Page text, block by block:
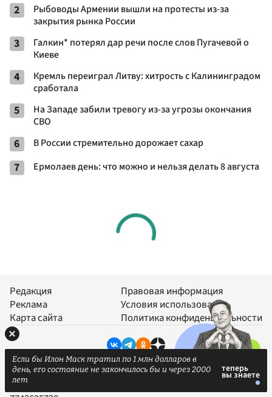
2
Рыбоводы Армении вышли на протесты из-за
закрытия рынка России
3
Галкин* потерял дар речи после слов Пугачевой о
Киеве
4
Кремль переиграл Литву: хитрость с Калининградом
сработала
5
На Западе забили тревогу из-за угрозы окончания
СВО
6 В России стремительно дорожает сахар
7 Ермолаев день: что можно и нельзя делать 8 августа
Редакция
Реклама
Карта сайта
Правовая информация
Условия использования
Политика конфиденциальности
© АО «Газета.Ру» (1999-2026) – Главные новости дня
Название:Газета.Ru(Gazeta.Ru)
Учредитель:
Если бы Илон Маск тратил по 1 млн долларов в
день, его состояние не закончилось бы и через 2000
лет